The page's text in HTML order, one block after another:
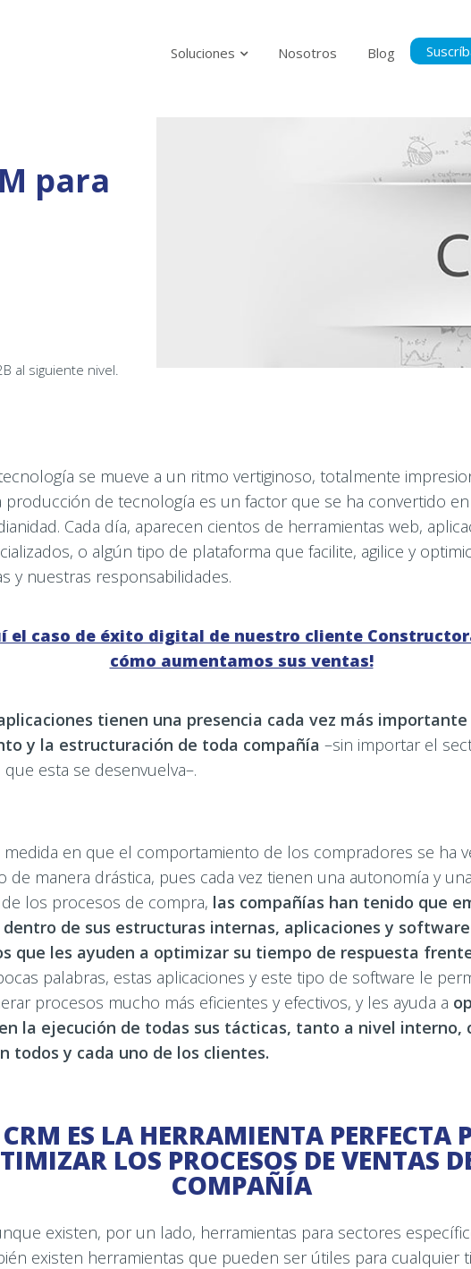
Soluciones Nosotros Blog
al tanto del
Acepto la Política de
para
al siguiente nivel.
se mueve a un ritmo vertiginoso, totalmente
producción de tecnología es un factor que se ha convertido
Cada día, aparecen cientos de herramientas web,
o algún tipo de plataforma que facilite, agilice y
y nuestras responsabilidades.
el caso de éxito digital de nuestro cliente
cómo aumentamos sus ventas!
tienen una presencia cada vez más
y la estructuración de toda compañía –sin importar el
esta se desenvuelva–.
medida en que el comportamiento de los compradores se ha
de manera drástica, pues cada vez tienen una autonomía y
los procesos de compra, las compañías han tenido que
de sus estructuras internas, aplicaciones y software
que les ayuden a optimizar su tiempo de respuesta
palabras, estas aplicaciones y este tipo de software le
procesos mucho más eficientes y efectivos, y les ayuda a
la ejecución de todas sus tácticas, tanto a nivel interno,
todos y cada uno de los clientes.
ES LA HERRAMIENTA PERFECTA
LOS PROCESOS DE VENTAS
COMPAÑÍA
existen, por un lado, herramientas para sectores
existen herramientas que pueden ser útiles para cualquier